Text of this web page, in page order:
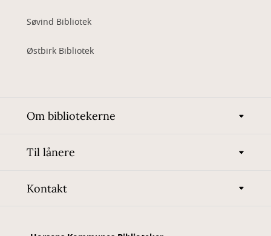
Søvind Bibliotek
Østbirk Bibliotek
Om bibliotekerne
Til lånere
Kontakt